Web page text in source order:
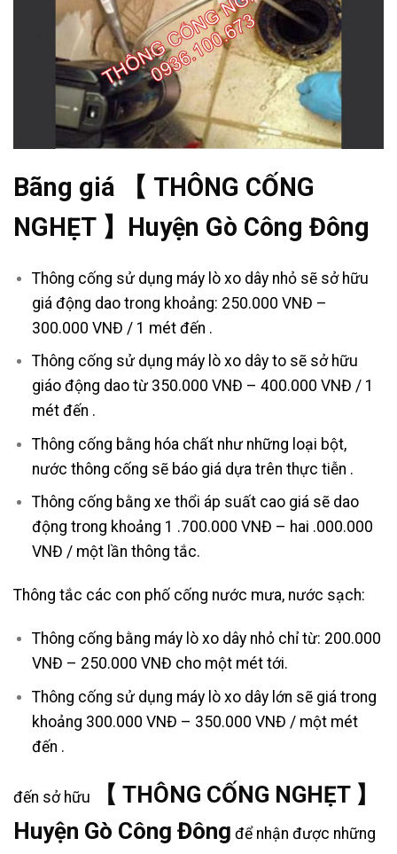
Bãng giá 【 THÔNG CỐNG
NGHẸT 】Huyện Gò Công Đông
Thông cống sử dụng máy lò xo dây nhỏ sẽ sở hữu
giá động dao trong khoảng: 250.000 VNĐ –
300.000 VNĐ / 1 mét đến .
Thông cống sử dụng máy lò xo dây to sẽ sở hữu
giáo động dao từ 350.000 VNĐ – 400.000 VNĐ / 1
mét đến .
Thông cống bằng hóa chất như những loại bột,
nước thông cống sẽ báo giá dựa trên thực tiễn .
Thông cống bằng xe thổi áp suất cao giá sẽ dao
động trong khoảng 1 .700.000 VNĐ – hai .000.000
VNĐ / một lần thông tắc.
Thông tắc các con phố cống nước mưa, nước sạch:
Thông cống bằng máy lò xo dây nhỏ chỉ từ: 200.000
VNĐ – 250.000 VNĐ cho một mét tới.
Thông cống sử dụng máy lò xo dây lớn sẽ giá trong
khoảng 300.000 VNĐ – 350.000 VNĐ / một mét
đến .
đến sở hữu
【 THÔNG CỐNG NGHẸT 】
Huyện Gò Công Đông để nhận được những